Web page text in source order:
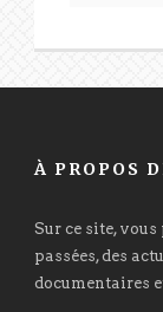
À PROPOS
Sur ce site,
passées, des
documentaires